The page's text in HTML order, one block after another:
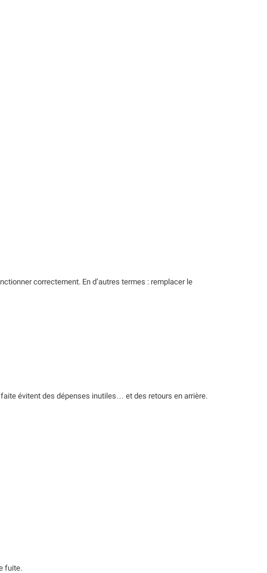
correctement. En d’autres termes : remplacer le
évitent des dépenses inutiles… et des retours en arrière.
fuite.